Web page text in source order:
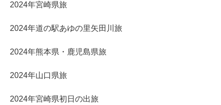
2024年宮崎県旅
2024年道の駅あゆの里矢田川旅
2024年熊本県・鹿児島県旅
2024年山口県旅
2024年宮崎県初日の出旅